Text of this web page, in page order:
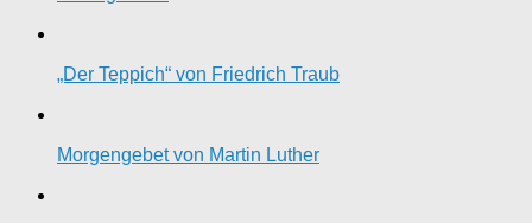
„Der Teppich“ von Friedrich Traub
Morgengebet von Martin Luther